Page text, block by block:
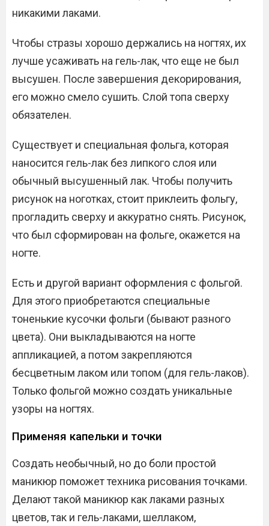
никакими лаками.
Чтобы стразы хорошо держались на ногтях, их
лучше усаживать на гель-лак, что еще не был
высушен. После завершения декорирования,
его можно смело сушить. Слой топа сверху
обязателен.
Существует и специальная фольга, которая
наносится гель-лак без липкого слоя или
обычный высушенный лак. Чтобы получить
рисунок на ноготках, стоит приклеить фольгу,
прогладить сверху и аккуратно снять. Рисунок,
что был сформирован на фольге, окажется на
ногте.
Есть и другой вариант оформления с фольгой.
Для этого приобретаются специальные
тоненькие кусочки фольги (бывают разного
цвета). Они выкладываются на ногте
аппликацией, а потом закрепляются
бесцветным лаком или топом (для гель-лаков).
Только фольгой можно создать уникальные
узоры на ногтях.
Применяя капельки и точки
Создать необычный, но до боли простой
маникюр поможет техника рисования точками.
Делают такой маникюр как лаками разных
цветов, так и гель-лаками, шеллаком,